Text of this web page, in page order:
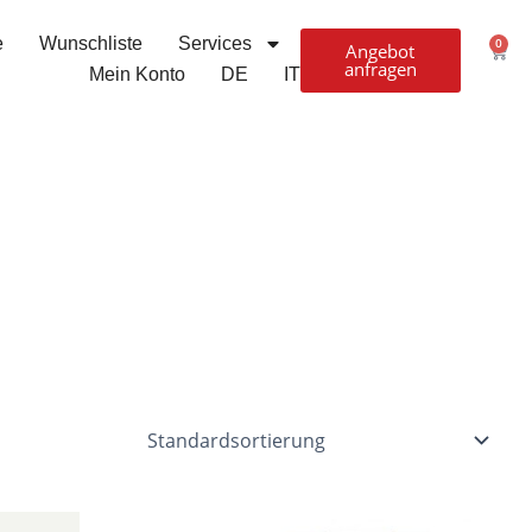
Wunschliste
Services
Mein Konto
DE IT
Angebot
anfragen
0